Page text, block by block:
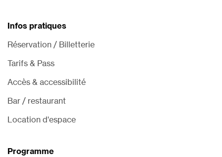
Infos pratiques
Réservation / Billetterie
Tarifs & Pass
Accès & accessibilité
Bar / restaurant
Location d'espace
Programme